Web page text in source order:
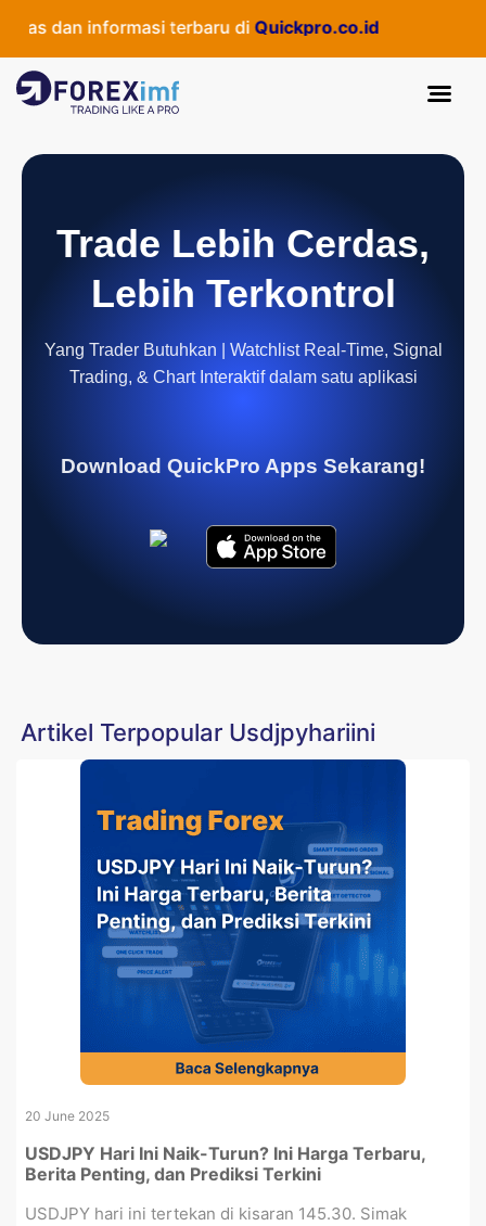
dan informasi terbaru diQuickpro.co.id
Trade Lebih Cerdas,
Lebih Terkontrol
Yang Trader Butuhkan | Watchlist Real-Time, Signal
Trading, & Chart Interaktif dalam satu aplikasi
Download QuickPro Apps Sekarang!
Artikel Terpopular Usdjpyhariini
20 June 2025
USDJPY Hari Ini Naik-Turun? Ini Harga Terbaru,
Berita Penting, dan Prediksi Terkini
USDJPY hari ini tertekan di kisaran 145.30. Simak